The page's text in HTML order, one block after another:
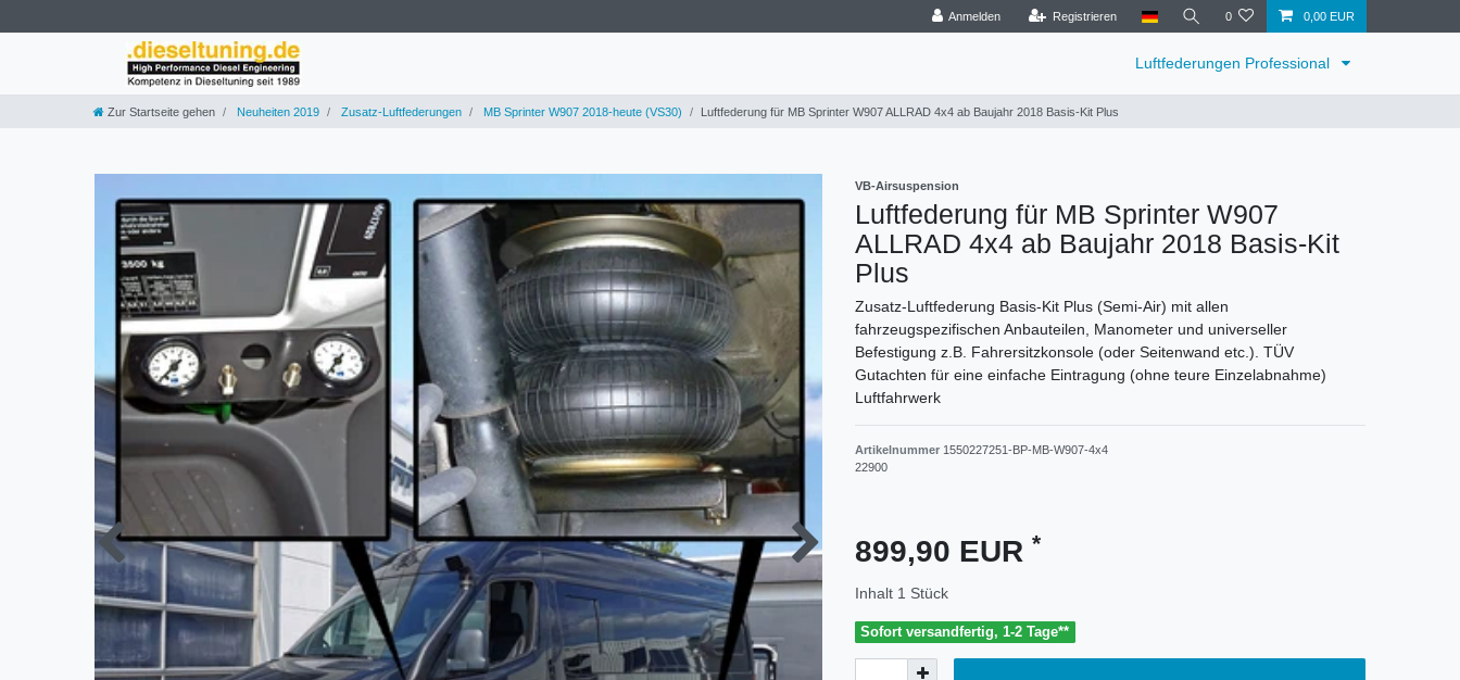
Anmelden Registrieren 0 0,00 EUR
Luftfederungen Professional
Zur Startseite gehen Neuheiten 2019 Zusatz-Luftfederungen MB Sprinter W907 2018-heute (VS30) Luftfederung für MB Sprinter W907 ALLRAD 4x4 ab Baujahr 2018 Basis-Kit Plus
VB-Airsuspension
Luftfederung für MB Sprinter W907
ALLRAD 4x4 ab Baujahr 2018 Basis-Kit
Plus
Zusatz-Luftfederung Basis-Kit Plus (Semi-Air) mit allen
fahrzeugspezifischen Anbauteilen, Manometer und universeller
Befestigung z.B. Fahrersitzkonsole (oder Seitenwand etc.). TÜV
Gutachten für eine einfache Eintragung (ohne teure Einzelabnahme)
Luftfahrwerk
Artikelnummer 1550227251-BP-MB-W907-4x4
22900
899,90 EUR *
Inhalt 1 Stück
Sofort versandfertig, 1-2 Tage**